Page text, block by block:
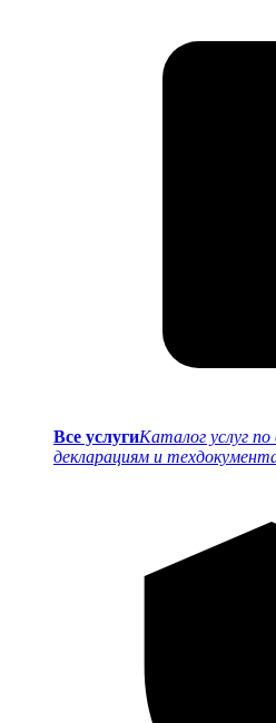
Все услугиКаталог услуг
декларациям и